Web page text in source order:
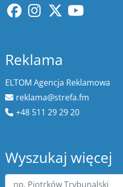
Reklama
ELTOM Agencja Reklamowa
reklama@strefa.fm
+48 511 29 29 20
Wyszukaj więcej